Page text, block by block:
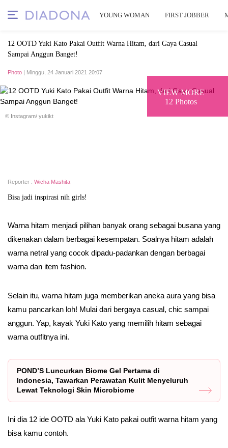
YOUNG WOMAN FIRST JOBBER
12 OOTD Yuki Kato Pakai Outfit Warna Hitam, dari Gaya Casual
Sampai Anggun Banget!
Photo | Minggu, 24 Januari 2021 20:07
VIEW MORE
12 Photos
© Instagram/ yukikt
Reporter : Wicha Mashita
Bisa jadi inspirasi nih girls!
Warna hitam menjadi pilihan banyak orang sebagai busana yang
dikenakan dalam berbagai kesempatan. Soalnya hitam adalah
warna netral yang cocok dipadu-padankan dengan berbagai
warna dan item fashion.
Selain itu, warna hitam juga memberikan aneka aura yang bisa
kamu pancarkan loh! Mulai dari bergaya casual, chic sampai
anggun. Yap, kayak Yuki Kato yang memilih hitam sebagai
warna outfitnya ini.
POND’S Luncurkan Biome Gel Pertama di
Indonesia, Tawarkan Perawatan Kulit Menyeluruh
Lewat Teknologi Skin Microbiome
Ini dia 12 ide OOTD ala Yuki Kato pakai outfit warna hitam yang
bisa kamu contoh.